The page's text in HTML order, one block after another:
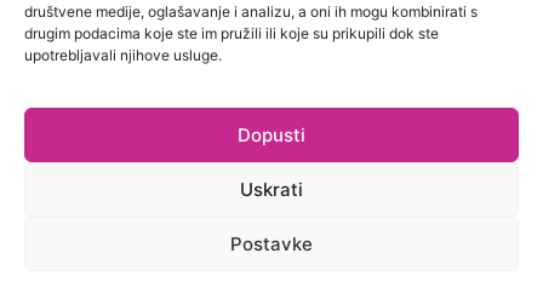
društvene medije, oglašavanje i analizu, a oni ih mogu kombinirati s
drugim podacima koje ste im pružili ili koje su prikupili dok ste
upotrebljavali njihove usluge.
Dopusti
Uskrati
Postavke